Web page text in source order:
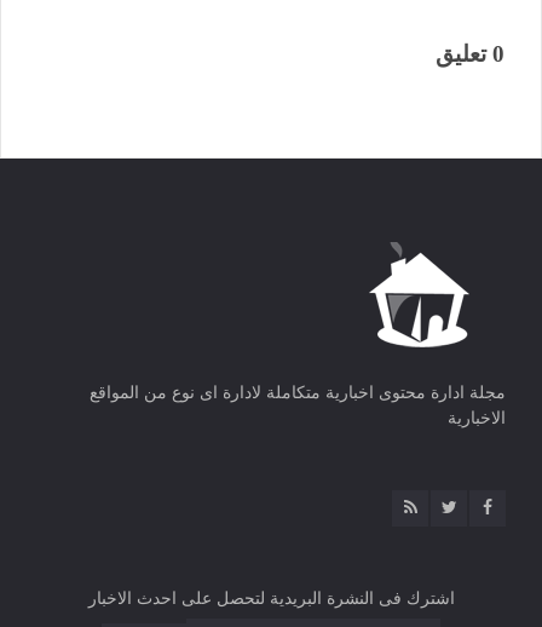
0 تعليق
مجلة ادارة محتوى اخبارية متكاملة لادارة اى نوع من المواقع
الاخبارية
اشترك فى النشرة البريدية لتحصل على احدث الاخبار